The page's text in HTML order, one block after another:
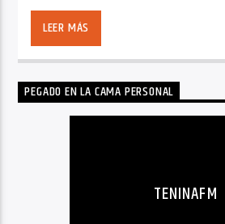
LEER MÁS
PEGADO EN LA CAMA PERSONAL
TENINAFM